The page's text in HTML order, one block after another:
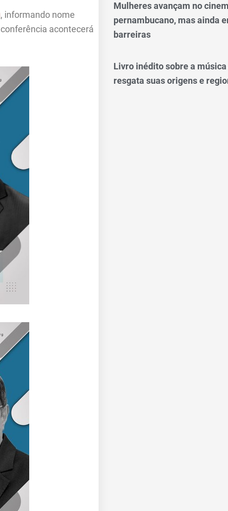
, informando nome
acontecerá
Mulheres avançam no
pernambucano, mas ainda
barreiras
Livro inédito sobre a música
resgata suas origens e